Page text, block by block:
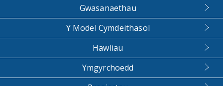
Gwasanaethau
Y Model Cymdeithasol
Hawliau
Ymgyrchoedd